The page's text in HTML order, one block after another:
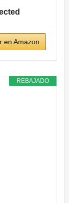
en Amazon
REBAJADO